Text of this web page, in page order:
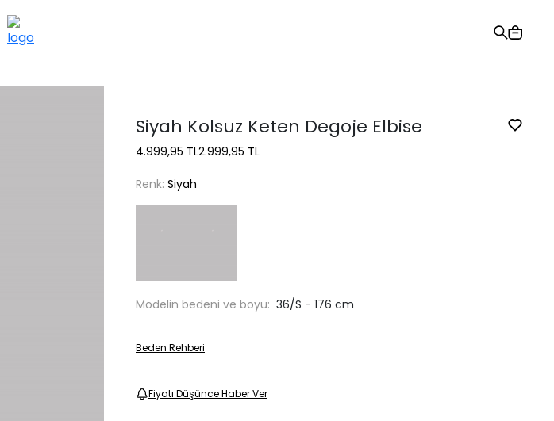
ücretsiz kargo
Siyah Kolsuz Keten Degoje Elbise
4.999,95 TL2.999,95 TL
Renk: Siyah
Modelin bedeni ve boyu: 36/S - 176 cm
Beden Rehberi
Fiyatı Düşünce Haber Ver